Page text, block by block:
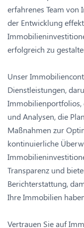
erfahrenes Team
der Entwicklung
erfolgreich zu
Unser
Dienstleistungen,
Immobilienportfolios,
und Analysen, die
Maßnahmen zur
kontinuierliche
Transparenz und
Berichterstattung,
Ihre Immobilien
Vertrauen Sie auf